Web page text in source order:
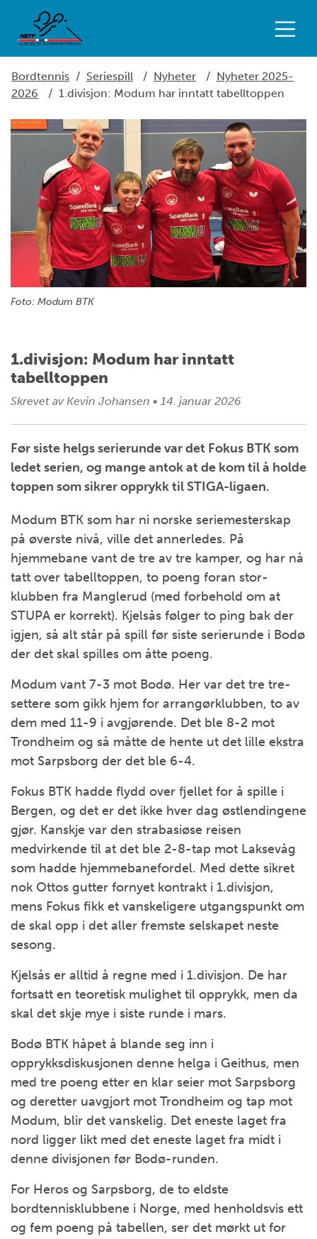
Bordtennis / Seriespill / Nyheter / Nyheter 2025-
2026
/ 1.divisjon: Modum har inntatt tabelltoppen
Foto: Modum BTK
1.divisjon: Modum har inntatt
tabelltoppen
Skrevet av Kevin Johansen • 14. januar 2026
Før siste helgs serierunde var det Fokus BTK som
ledet serien, og mange antok at de kom til å holde
toppen som sikrer opprykk til STIGA-ligaen.
Modum BTK som har ni norske seriemesterskap
på øverste nivå, ville det annerledes. På
hjemmebane vant de tre av tre kamper, og har nå
tatt over tabelltoppen, to poeng foran stor-
klubben fra Manglerud (med forbehold om at
STUPA er korrekt). Kjelsås følger to ping bak der
igjen, så alt står på spill før siste serierunde i Bodø
der det skal spilles om åtte poeng.
Modum vant 7-3 mot Bodø. Her var det tre tre-
settere som gikk hjem for arrangørklubben, to av
dem med 11-9 i avgjørende. Det ble 8-2 mot
Trondheim og så måtte de hente ut det lille ekstra
mot Sarpsborg der det ble 6-4.
Fokus BTK hadde flydd over fjellet for å spille i
Bergen, og det er det ikke hver dag østlendingene
gjør. Kanskje var den strabasiøse reisen
medvirkende til at det ble 2-8-tap mot Laksevåg
som hadde hjemmebanefordel. Med dette sikret
nok Ottos gutter fornyet kontrakt i 1.divisjon,
mens Fokus fikk et vanskeligere utgangspunkt om
de skal opp i det aller fremste selskapet neste
sesong.
Kjelsås er alltid å regne med i 1.divisjon. De har
fortsatt en teoretisk mulighet til opprykk, men da
skal det skje mye i siste runde i mars.
Bodø BTK håpet å blande seg inn i
opprykksdiskusjonen denne helga i Geithus, men
med tre poeng etter en klar seier mot Sarpsborg
og deretter uavgjort mot Trondheim og tap mot
Modum, blir det vanskelig. Det eneste laget fra
nord ligger likt med det eneste laget fra midt i
denne divisjonen før Bodø-runden.
For Heros og Sarpsborg, de to eldste
bordtennisklubbene i Norge, med henholdsvis ett
og fem poeng på tabellen, ser det mørkt ut for